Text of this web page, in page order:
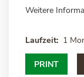
Weitere
Laufzeit 1
PRINT